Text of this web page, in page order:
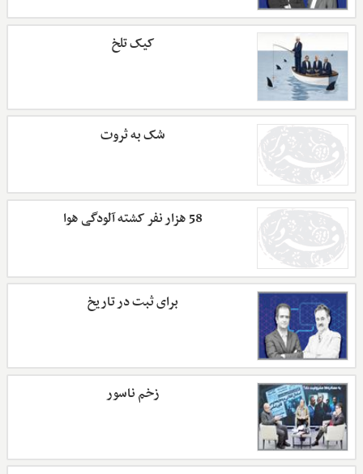
کیک تلخ
شک به ثروت
58 هزار نفر کشته آلودگی هوا
برای ثبت در تاریخ
زخم ناسور